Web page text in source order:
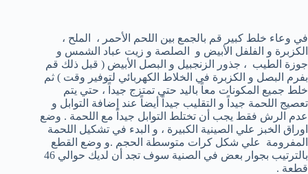
في وعاء خلط كبير قم بالجمع بين اللحم الأحمر ، الملح ،
الكزبرة و الفلفل الأبيض و الصلصة و زيت عباد الشمس و
جوزة الطيب ، جذور الزنجبيل و البصل الأبيض ( قبل ذلك قم
بفرم البصل و الكزبرة في الخلاط الكهربائي لتوفير وقت ) ثم
خلط جميع المكونات معاً باليد حتي تمتزج جيداً ، حتي يتم
تعصيج اللحمة جيداً و التقليب جيداً أيضاً عند إضافة التوابل و
عدم الرش فقط يجب أن تختلط التوابل جيداً مع اللحمة . وضع
اوراق الخبز علي الصينية الكبيرة ، و البدء في تشكيل اللحمة
المفرومة علي شكل كرات متوسطة الحجم .و وضع القطع
بالترتيب بجوار بعض في الصنية سوف تجد أن لديك حوالي 46
قطعة .